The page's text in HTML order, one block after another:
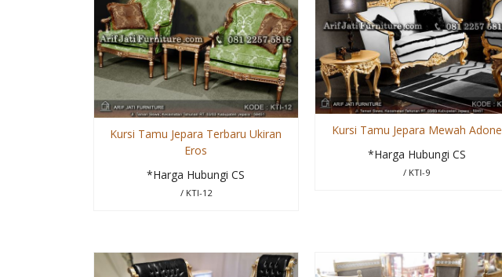
Kursi Tamu Jepara Terbaru Ukiran
Eros
*Harga Hubungi CS
/ KTI-12
Kursi Tamu Jepara Mewah Adone
*Harga Hubungi CS
/ KTI-9